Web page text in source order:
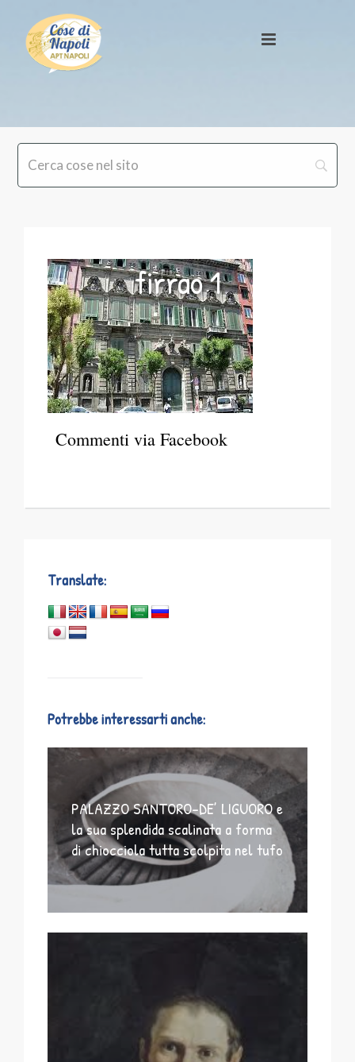
firrao 1
Commenti via Facebook
Translate:
Potrebbe interessarti anche:
PALAZZO SANTORO-DE’ LIGUORO e
la sua splendida scalinata a forma
di chiocciola tutta scolpita nel tufo